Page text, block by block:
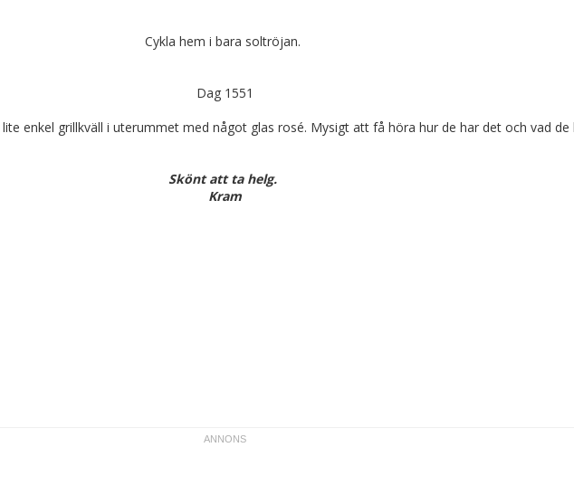
Cykla hem i bara soltröjan.
Dag 1551
enkel grillkväll i uterummet med något glas rosé. Mysigt att få höra hur de har det och vad de
Skönt att ta helg.
Kram